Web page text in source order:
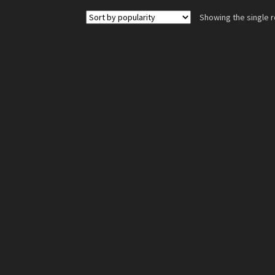
Showing the single